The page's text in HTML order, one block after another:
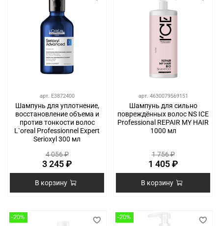
арт. E3872400
Шампунь для уплотнение,
восстановление объема и
против тонкости волос
L`oreal Professionnel Expert
Serioxyl 300 мл
4 056 ₽
3 245 ₽
В корзину
арт. 4630079569151
Шампунь для сильно
повреждённых волос NS ICE
Professional REPAIR MY HAIR
1000 мл
1 756 ₽
1 405 ₽
В корзину
-20% -20%